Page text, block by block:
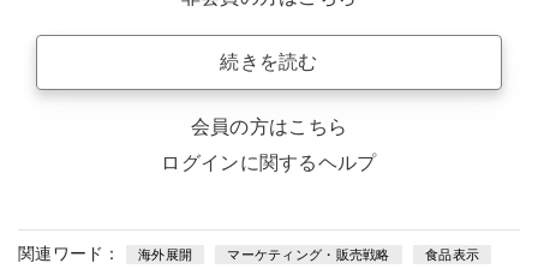
続きを読む
会員の方はこちら
ログインに関するヘルプ
関連ワード： 海外展開 マーケティング・販売戦略 食品表示